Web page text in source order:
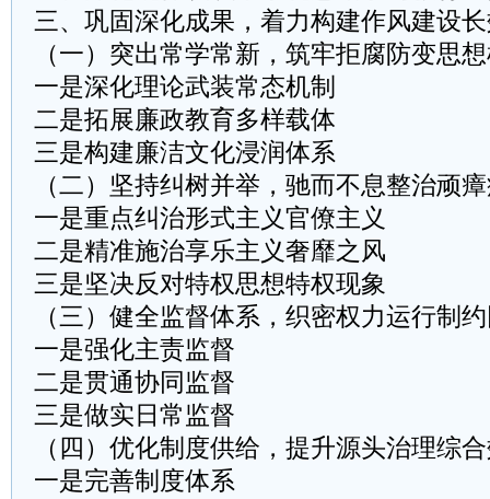
三、巩固深化成果，着力构建作风建设
（一）突出常学常新，筑牢拒腐防变思
一是深化理论武装常态机制
二是拓展廉政教育多样载体
三是构建廉洁文化浸润体系
（二）坚持纠树并举，驰而不息整治顽
一是重点纠治形式主义官僚主义
二是精准施治享乐主义奢靡之风
三是坚决反对特权思想特权现象
（三）健全监督体系，织密权力运行制
一是强化主责监督
二是贯通协同监督
三是做实日常监督
（四）优化制度供给，提升源头治理综
一是完善制度体系